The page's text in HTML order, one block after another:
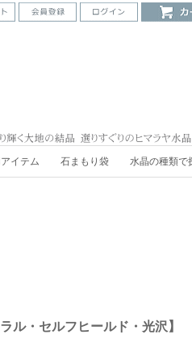
イテム 石まもり袋 水晶の種類で
ラル・セルフヒールド・光沢】